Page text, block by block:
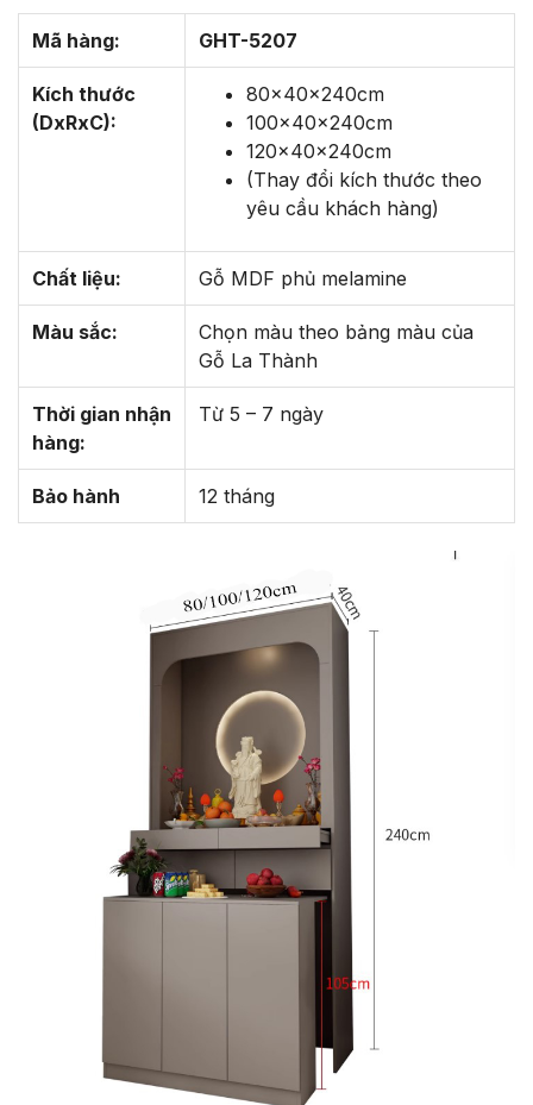
Mã hàng: GHT-5207
Kích thước
(DxRxC):
80x40x240cm
100x40x240cm
120x40x240cm
(Thay đổi kích thước theo
yêu cầu khách hàng)
Chất liệu: Gỗ MDF phủ melamine
Màu sắc:
Chọn màu theo bảng màu của
Gỗ La Thành
Thời gian nhận
hàng:
Từ 5 – 7 ngày
Bảo hành 12 tháng